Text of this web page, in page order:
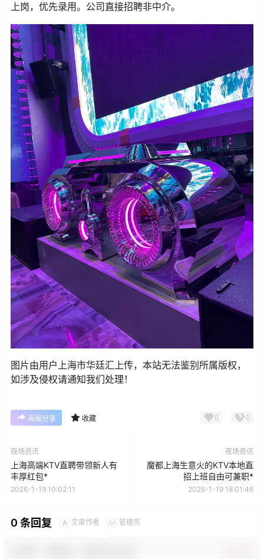
上岗，优先录用。公司直接招聘非中介。
图片由用户上海市华廷汇上传，本站无法鉴别所属版权，
如涉及侵权请通知我们处理！
海报分享 收藏 0 0
夜场资讯
上海高端KTV直聘带领新人有
丰厚红包*
2026-1-19 10:02:11
夜场资讯
魔都上海生意火的KTV本地直
招上班自由可兼职*
2026-1-19 18:01:46
0 条回复 A 文章作者 M 管理员